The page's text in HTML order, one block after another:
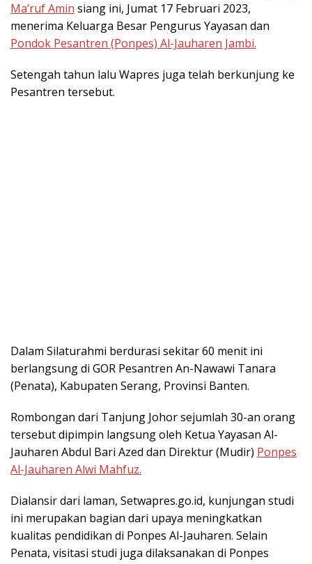
Ma’ruf Amin siang ini, Jumat 17 Februari 2023,
menerima Keluarga Besar Pengurus Yayasan dan
Pondok Pesantren (Ponpes) Al-Jauharen Jambi.
Setengah tahun lalu Wapres juga telah berkunjung ke
Pesantren tersebut.
Dalam Silaturahmi berdurasi sekitar 60 menit ini
berlangsung di GOR Pesantren An-Nawawi Tanara
(Penata), Kabupaten Serang, Provinsi Banten.
Rombongan dari Tanjung Johor sejumlah 30-an orang
tersebut dipimpin langsung oleh Ketua Yayasan Al-
Jauharen Abdul Bari Azed dan Direktur (Mudir) Ponpes
Al-Jauharen Alwi Mahfuz.
Dialansir dari laman, Setwapres.go.id, kunjungan studi
ini merupakan bagian dari upaya meningkatkan
kualitas pendidikan di Ponpes Al-Jauharen. Selain
Penata, visitasi studi juga dilaksanakan di Ponpes